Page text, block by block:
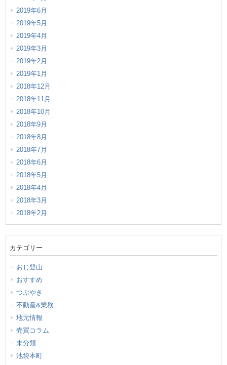
2019年6月
2019年5月
2019年4月
2019年3月
2019年2月
2019年1月
2018年12月
2018年11月
2018年10月
2018年9月
2018年8月
2018年7月
2018年6月
2018年5月
2018年4月
2018年3月
2018年2月
カテゴリー
おじ登山
おすすめ
つぶやき
不動産&業務
地元情報
売買コラム
未分類
池袋本町